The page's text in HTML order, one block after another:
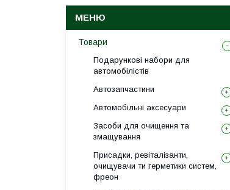
Товари
Подарункові набори для
автомобілістів
Автозапчастини
Автомобільні аксесуари
Засоби для очищення та
змащування
Присадки, ревіталізанти,
очищувачи ти герметики систем,
фреон